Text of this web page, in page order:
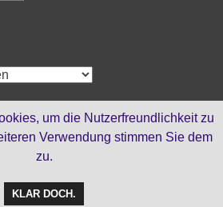
um die Nutzerfreundlichkeit zu
Verwendung stimmen Sie dem
zu.
KLAR DOCH.